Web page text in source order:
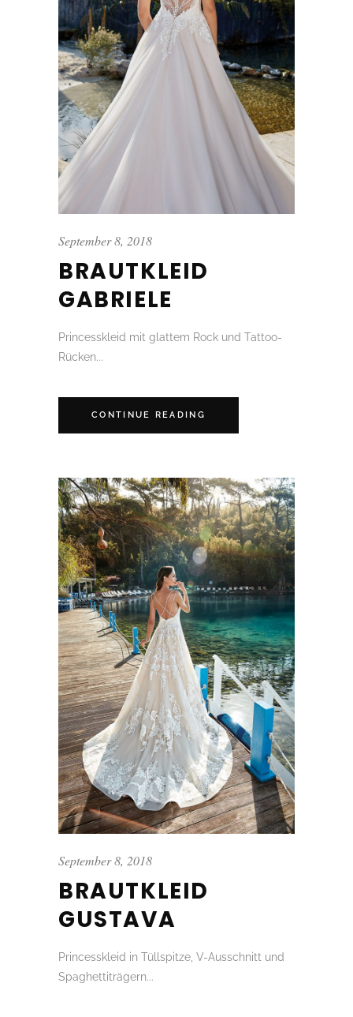
September 8, 2018
BRAUTKLEID
GABRIELE
Princesskleid mit glattem Rock und Tattoo-
Rücken...
CONTINUE READING
September 8, 2018
BRAUTKLEID
GUSTAVA
Princesskleid in Tüllspitze, V-Ausschnitt und
Spaghettiträgern...